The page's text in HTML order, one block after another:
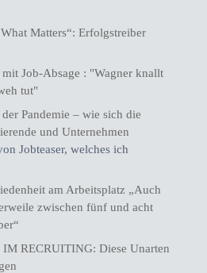
Matters“: Erfolgstreiber
Job-Absage : "Wagner knallt
tut"
Pandemie – wie sich die
und Unternehmen
Jobteaser, welches ich
am Arbeitsplatz „Auch
zwischen fünf und acht
RECRUITING: Diese Unarten